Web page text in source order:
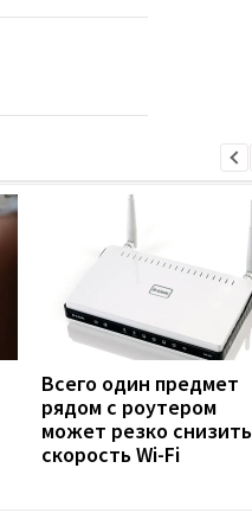
Всего один предмет
рядом с роутером
может резко снизить
скорость Wi-Fi